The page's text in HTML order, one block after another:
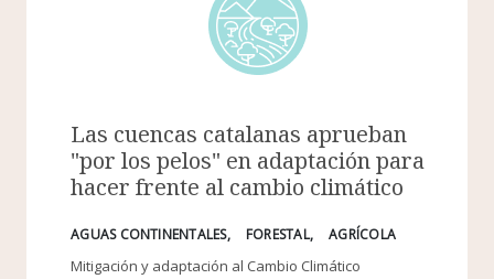
Las cuencas catalanas aprueban
"por los pelos" en adaptación para
hacer frente al cambio climático
AGUAS CONTINENTALES FORESTAL AGRÍCOLA
Mitigación y adaptación al Cambio Climático